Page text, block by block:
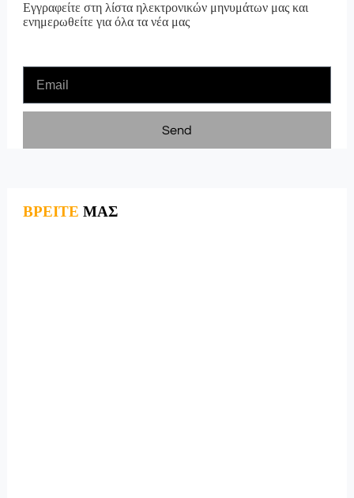
Εγγραφείτε στη λίστα ηλεκτρονικών μηνυμάτων μας και
ενημερωθείτε για όλα τα νέα μας
Send
ΒΡΕΙΤΕ ΜΑΣ